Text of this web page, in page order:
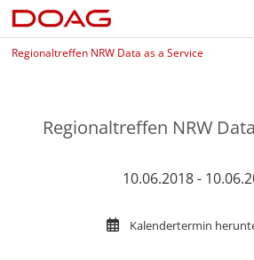
Regionaltreffen NRW Data as a Service
Regionaltreffen NRW
10.06.2018 -
Kalendertermin